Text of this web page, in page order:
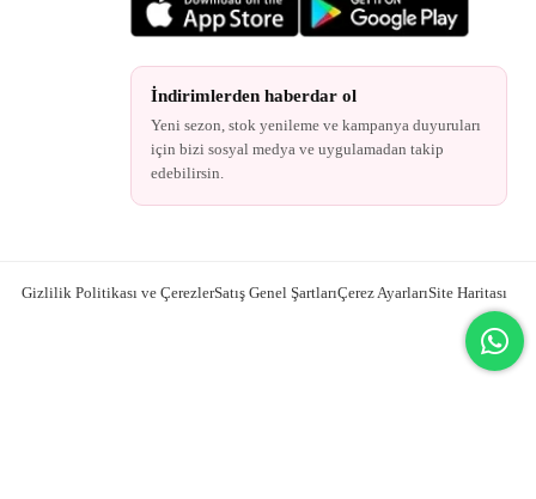
İndirimlerden haberdar ol
Yeni sezon, stok yenileme ve kampanya duyuruları
için bizi sosyal medya ve uygulamadan takip
edebilirsin.
Gizlilik Politikası ve ÇerezlerSatış Genel ŞartlarıÇerez AyarlarıSite Haritası